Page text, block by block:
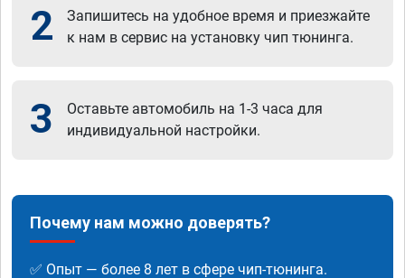
2
Запишитесь на удобное время и приезжайте
к нам в сервис на установку чип тюнинга.
3
Оставьте автомобиль на 1-3 часа для
индивидуальной настройки.
Почему нам можно доверять?
✅ Опыт — более 8 лет в сфере чип-тюнинга.